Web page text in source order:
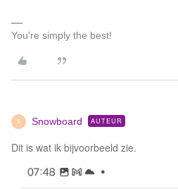
You're simply the best!
S Snowboard AUTEUR
Dit is wat ik bijvoorbeeld zie.